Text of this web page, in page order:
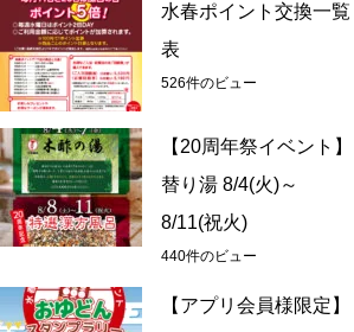
水春ポイント交換一覧
表
526件のビュー
【20周年祭イベント】
替り湯 8/4(火)～
8/11(祝火)
440件のビュー
【アプリ会員様限定】